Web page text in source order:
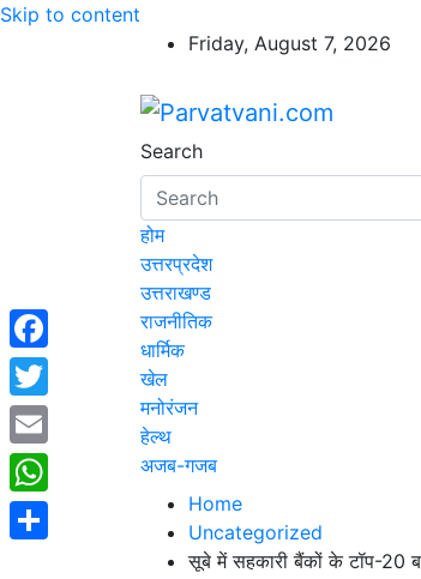
Skip to content
Friday, August 7, 2026
Parvatvani.com
न्यूज़ पोर्टल
Search
होम
उत्तरप्रदेश
उत्तराखण्ड
राजनीतिक
धार्मिक
खेल
मनोरंजन
हेल्थ
अजब-गजब
Home
Uncategorized
सूबे में सहकारी बैंकों के टॉप-20
Facebook
Twitter
Email
WhatsApp